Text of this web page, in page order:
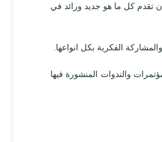
تقدم كل ما هو جديد ورائد في
الفكرية بكل انواعها.
والندوات المنشورة فيها